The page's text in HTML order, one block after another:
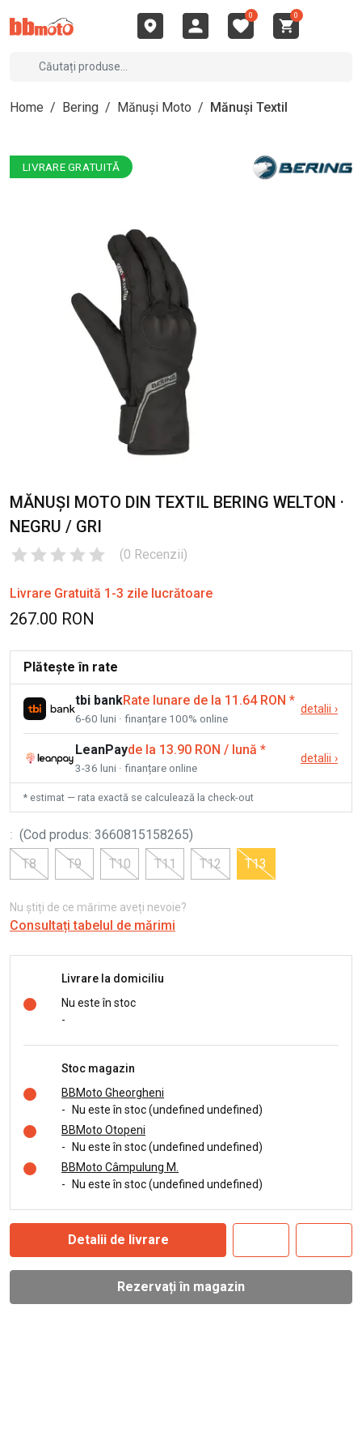
0 0
Home / Bering / Mănuși Moto / Mănuși Textil
LIVRARE GRATUITĂ
MĂNUȘI MOTO DIN TEXTIL BERING WELTON ·
NEGRU / GRI
(0 Recenzii)
Livrare Gratuită 1-3 zile lucrătoare
267.00 RON
Plătește în rate
tbi bankRate lunare de la 11.64 RON *
6-60 luni · finanțare 100% online
detalii ›
LeanPayde la 13.90 RON / lună *
3-36 luni · finanțare online
detalii ›
* estimat — rata exactă se calculează la check-out
: (Cod produs: 3660815158265)
T8
T9 T10 T11 T12 T13
Nu știți de ce mărime aveți nevoie?
Consultați tabelul de mărimi
Livrare la domiciliu
Nu este în stoc
-
Stoc magazin
BBMoto Gheorgheni
-
Nu este în stoc (undefined undefined)
BBMoto Otopeni
-
Nu este în stoc (undefined undefined)
BBMoto Câmpulung M.
-
Nu este în stoc (undefined undefined)
Detalii de livrare
Rezervați în magazin